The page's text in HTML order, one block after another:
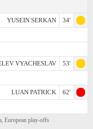
YUSEIN SERKAN
34'
VYACHESLAV
53'
LUAN PATRICK
62'
European play-offs